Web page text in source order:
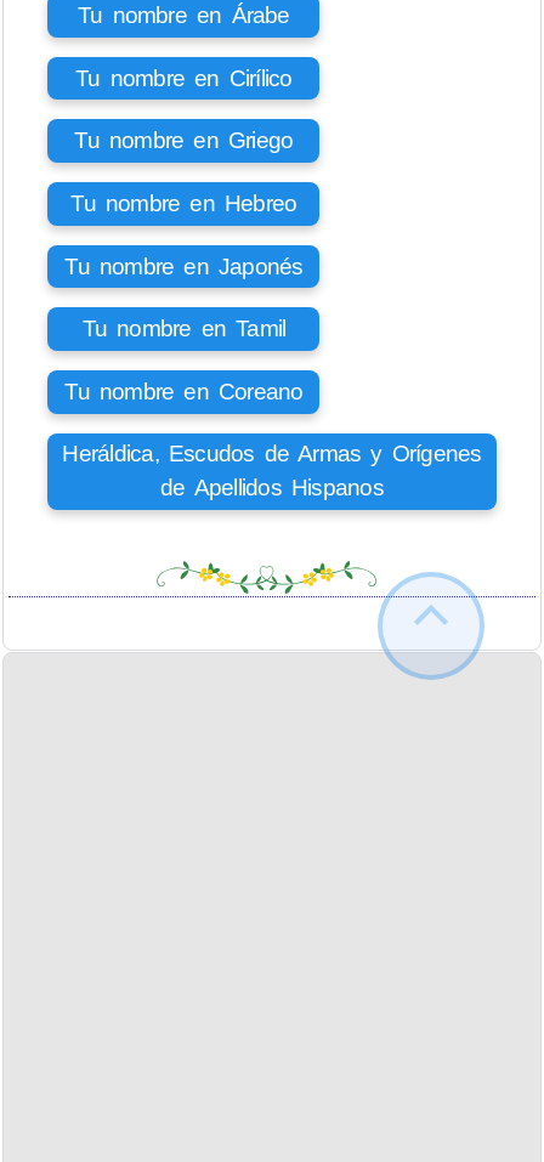
Tu nombre en Árabe
Tu nombre en Cirílico
Tu nombre en Griego
Tu nombre en Hebreo
Tu nombre en Japonés
Tu nombre en Tamil
Tu nombre en Coreano
Heráldica, Escudos de Armas y Orígenes
de Apellidos Hispanos